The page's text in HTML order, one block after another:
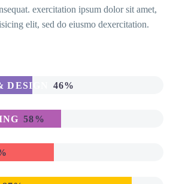
exercitation ipsum dolor sit amet,
elit, sed do eiusmo dexercitation.
46%
58%